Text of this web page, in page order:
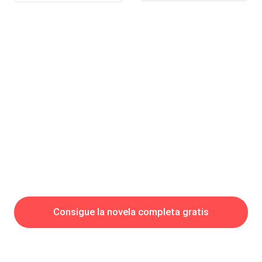
evidente, él me dejaba ver lo que tanto ocultaba al bajar sus
Consigue la novela completa gratis